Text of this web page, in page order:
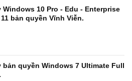
Windows 10 Pro - Edu - Enterprise
bản quyền Vĩnh Viễn.
bản quyền Windows 7 Ultimate Full